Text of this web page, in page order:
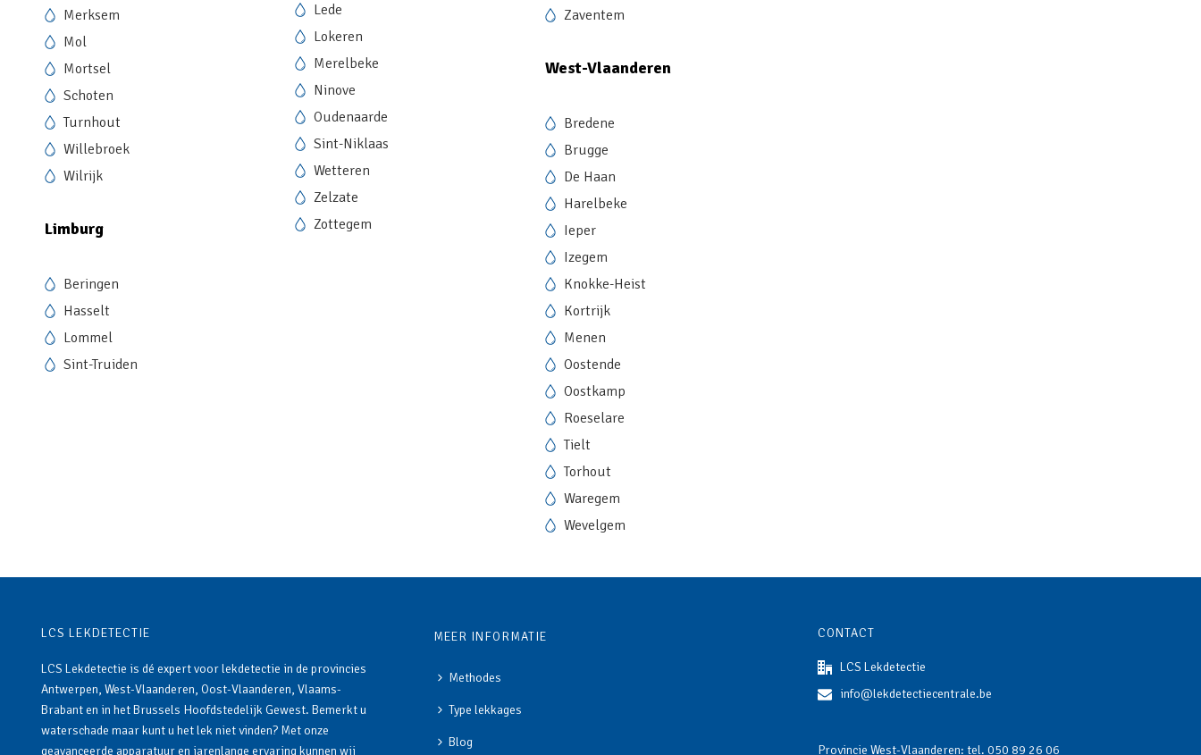
Merksem
Mol
Mortsel
Schoten
Turnhout
Willebroek
Wilrijk
Limburg
Beringen
Hasselt
Lommel
Sint-Truiden
Lede
Lokeren
Merelbeke
Ninove
Oudenaarde
Sint-Niklaas
Wetteren
Zelzate
Zottegem
Zaventem
West-Vlaanderen
Bredene
Brugge
De Haan
Harelbeke
Ieper
Izegem
Knokke-Heist
Kortrijk
Menen
Oostende
Oostkamp
Roeselare
Tielt
Torhout
Waregem
Wevelgem
LCS LEKDETECTIE
LCS Lekdetectie is dé expert voor lekdetectie in de provincies
Antwerpen, West-Vlaanderen, Oost-Vlaanderen, Vlaams-
Brabant en in het Brussels Hoofdstedelijk Gewest. Bemerkt u
waterschade maar kunt u het lek niet vinden? Met onze
geavanceerde apparatuur en jarenlange ervaring kunnen wij
MEER INFORMATIE
Methodes
Type lekkages
Blog
CONTACT
LCS Lekdetectie
info@lekdetectiecentrale.be
Provincie West-Vlaanderen: tel.050 89 26 06